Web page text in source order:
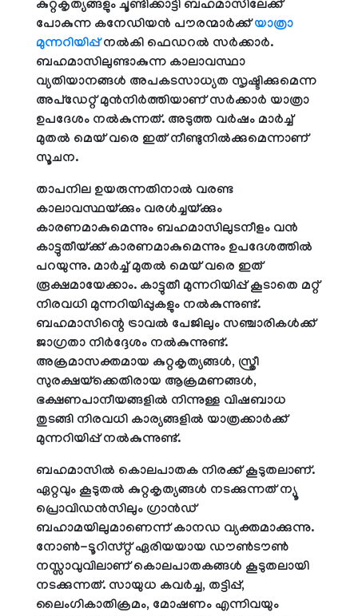
കുറ്റകൃത്യങ്ങളും ചൂണ്ടിക്കാട്ടി ബഹമാസിലേക്ക്
പോകുന്ന കനേഡിയന്‍ പൗരന്മാര്‍ക്ക്യാത്രാ
മുന്നറിയിപ്പ്നല്‍കി ഫെഡറല്‍ സര്‍ക്കാര്‍.
ബഹമാസിലുണ്ടാകുന്ന കാലാവസ്ഥാ
വ്യതിയാനങ്ങള്‍ അപകടസാധ്യത സൃഷ്ടിക്കുമെന്ന
അപ്‌ഡേറ്റ് മുന്‍നിര്‍ത്തിയാണ് സര്‍ക്കാര്‍ യാത്രാ
ഉപദേശം നല്‍കുന്നത്. അടുത്ത വര്‍ഷം മാര്‍ച്ച്
മുതല്‍ മെയ് വരെ ഇത് നീണ്ടുനില്‍ക്കുമെന്നാണ്
സൂചന.
താപനില ഉയരുന്നതിനാല്‍ വരണ്ട
കാലാവസ്ഥയ്ക്കും വരള്‍ച്ചയ്ക്കും
കാരണമാകുമെന്നും ബഹമാസിലുടനീളം വന്‍
കാട്ടുതീയ്ക്ക് കാരണമാകുമെന്നും ഉപദേശത്തില്‍
പറയുന്നു. മാര്‍ച്ച് മുതല്‍ മെയ് വരെ ഇത്
രൂക്ഷമായേക്കാം. കാട്ടുതീ മുന്നറിയിപ്പ് കൂടാതെ മറ്റ്
നിരവധി മുന്നറിയിപ്പുകളും നല്‍കുന്നുണ്ട്.
ബഹമാസിന്റെ ട്രാവല്‍ പേജിലും സഞ്ചാരികള്‍ക്ക്
ജാഗ്രതാ നിര്‍ദ്ദേശം നല്‍കുന്നുണ്ട്.
അക്രമാസക്തമായ കുറ്റകൃത്യങ്ങള്‍, സ്ത്രീ
സുരക്ഷയ്‌ക്കെതിരായ ആക്രമണങ്ങള്‍,
ഭക്ഷണപാനീയങ്ങളില്‍ നിന്നുള്ള വിഷബാധ
തുടങ്ങി നിരവധി കാര്യങ്ങളില്‍ യാത്രക്കാര്‍ക്ക്
മുന്നറിയിപ്പ് നല്‍കുന്നുണ്ട്.
ബഹമാസില്‍ കൊലപാതക നിരക്ക് കൂടുതലാണ്.
ഏറ്റവും കൂടുതല്‍ കുറ്റകൃത്യങ്ങള്‍ നടക്കുന്നത് ന്യൂ
പ്രൊവിഡന്‍സിലും ഗ്രാന്‍ഡ്
ബഹാമയിലുമാണെന്ന് കാനഡ വ്യക്തമാക്കുന്നു.
നോണ്‍-ടൂറിസ്റ്റ് ഏരിയയായ ഡൗണ്‍ടൗണ്‍
നസ്സാവുവിലാണ് കൊലപാതകങ്ങള്‍ കൂടുതലായി
നടക്കുന്നത്. സായുധ കവര്‍ച്ച, തട്ടിപ്പ്,
ലൈംഗികാതിക്രമം, മോഷണം എന്നിവയും